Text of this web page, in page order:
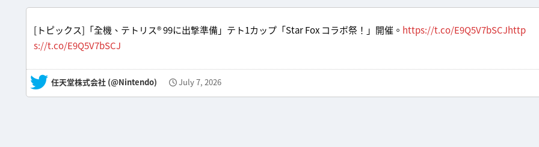
[トピックス]「全機、テトリス® 99に出撃準備」テト1カップ「Star Fox コラボ祭！」開催。 https://t.co/E9Q5V7bSCJhttp
s://t.co/E9Q5V7bSCJ
— 任天堂株式会社 (@Nintendo) July 7, 2026